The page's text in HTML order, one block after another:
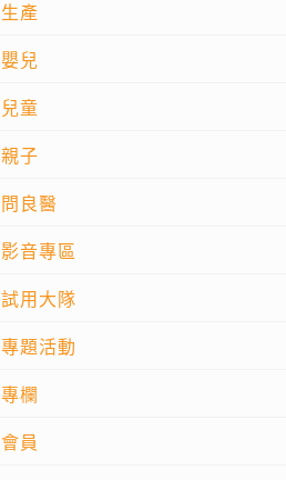
生產
嬰兒
兒童
親子
問良醫
影音專區
試用大隊
專題活動
專欄
會員